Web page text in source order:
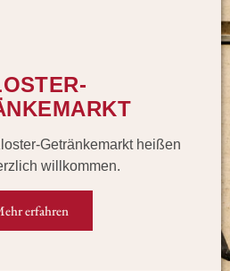
Getränkemarkt heißen
willkommen.
erfahren